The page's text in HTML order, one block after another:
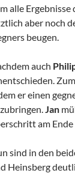
alle Ergebnisse
aber noch
beugen.
auch
er einen
Jan
am
sind in den
Heinsberg